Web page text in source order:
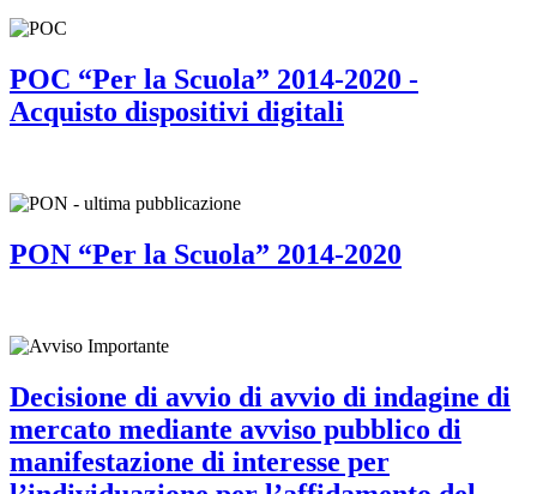
POC “Per la Scuola” 2014-2020 -
Acquisto dispositivi digitali
PON “Per la Scuola” 2014-2020
Decisione di avvio di avvio di indagine di
mercato mediante avviso pubblico di
manifestazione di interesse per